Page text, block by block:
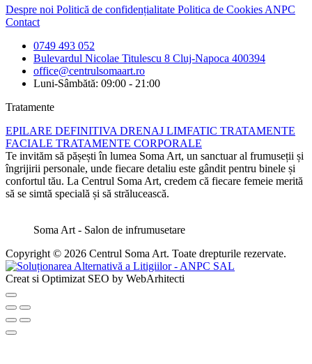
Despre noi Politică de confidențialitate Politica de Cookies ANPC
Contact
0749 493 052
Bulevardul Nicolae Titulescu 8 Cluj-Napoca 400394
office@centrulsomaart.ro
Luni-Sâmbătă: 09:00 - 21:00
Tratamente
EPILARE DEFINITIVA DRENAJ LIMFATIC TRATAMENTE
FACIALE TRATAMENTE CORPORALE
Te invităm să pășești în lumea Soma Art, un sanctuar al frumuseții și
îngrijirii personale, unde fiecare detaliu este gândit pentru binele și
confortul tău. La Centrul Soma Art, credem că fiecare femeie merită
să se simtă specială și să strălucească.
Soma Art - Salon de infrumusetare
Copyright © 2026 Centrul Soma Art. Toate drepturile rezervate.
Creat si Optimizat SEO by WebArhitecti